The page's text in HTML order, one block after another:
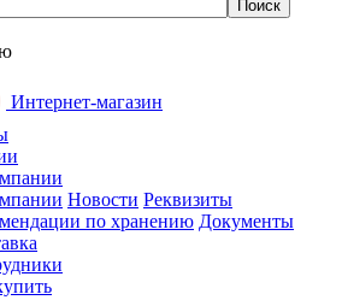
Интернет-магазин
Новости Реквизиты
по хранению Документы